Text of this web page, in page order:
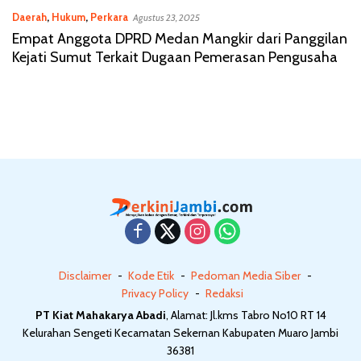
Daerah, Hukum, Perkara Agustus 23, 2025
Empat Anggota DPRD Medan Mangkir dari Panggilan
Kejati Sumut Terkait Dugaan Pemerasan Pengusaha
Disclaimer Kode Etik
Pedoman Media Siber
Privacy Policy
Redaksi
PT Kiat Mahakarya Abadi, Alamat: Jl.kms Tabro No10 RT 14
Kelurahan Sengeti Kecamatan Sekernan Kabupaten Muaro Jambi
36381